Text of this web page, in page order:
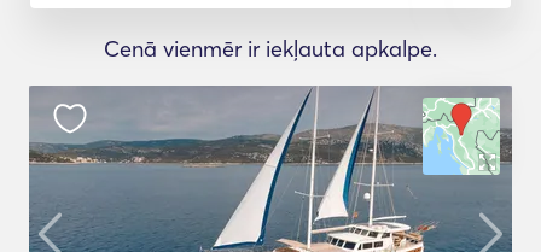
Cenā vienmēr ir iekļauta apkalpe.